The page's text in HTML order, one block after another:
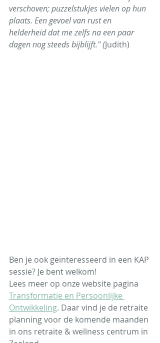
verschoven; puzzelstukjes vielen op hun
plaats. Een gevoel van rust en
helderheid dat me zelfs na een paar
dagen nog steeds bijblijft." (Judith)
Ben je ook geïnteresseerd in een KAP
sessie? Je bent welkom!
Lees meer op onze website pagina
Transformatie en Persoonlijke
Ontwikkeling. Daar vind je de retraite
planning voor de komende maanden
in ons retraite & wellness centrum in